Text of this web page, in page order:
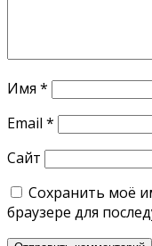
Имя *
Email *
Сайт
Сохранить моё
браузере для